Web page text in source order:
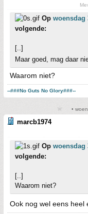
Op woensdag
volgende:
[..]
Maar goed, mag daar
Waarom niet?
--###No Guts No Glory###--
•
marcb1974
Op woensdag
volgende:
[..]
Waarom niet?
Ook nog wel eens heel